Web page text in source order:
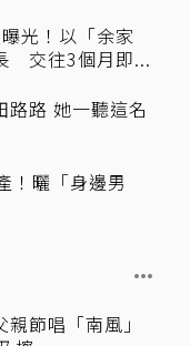
光！以「余家
交往3個月即...
路路 她一聽這名
！曬「身邊男
節唱「南風」